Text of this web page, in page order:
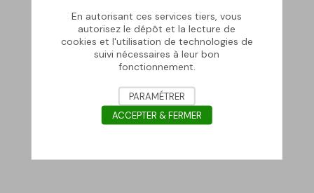
En autorisant ces services tiers, vous
autorisez le dépôt et la lecture de
cookies et l'utilisation de technologies de
suivi nécessaires à leur bon
fonctionnement.
PARAMÉTRER
ACCEPTER & FERMER